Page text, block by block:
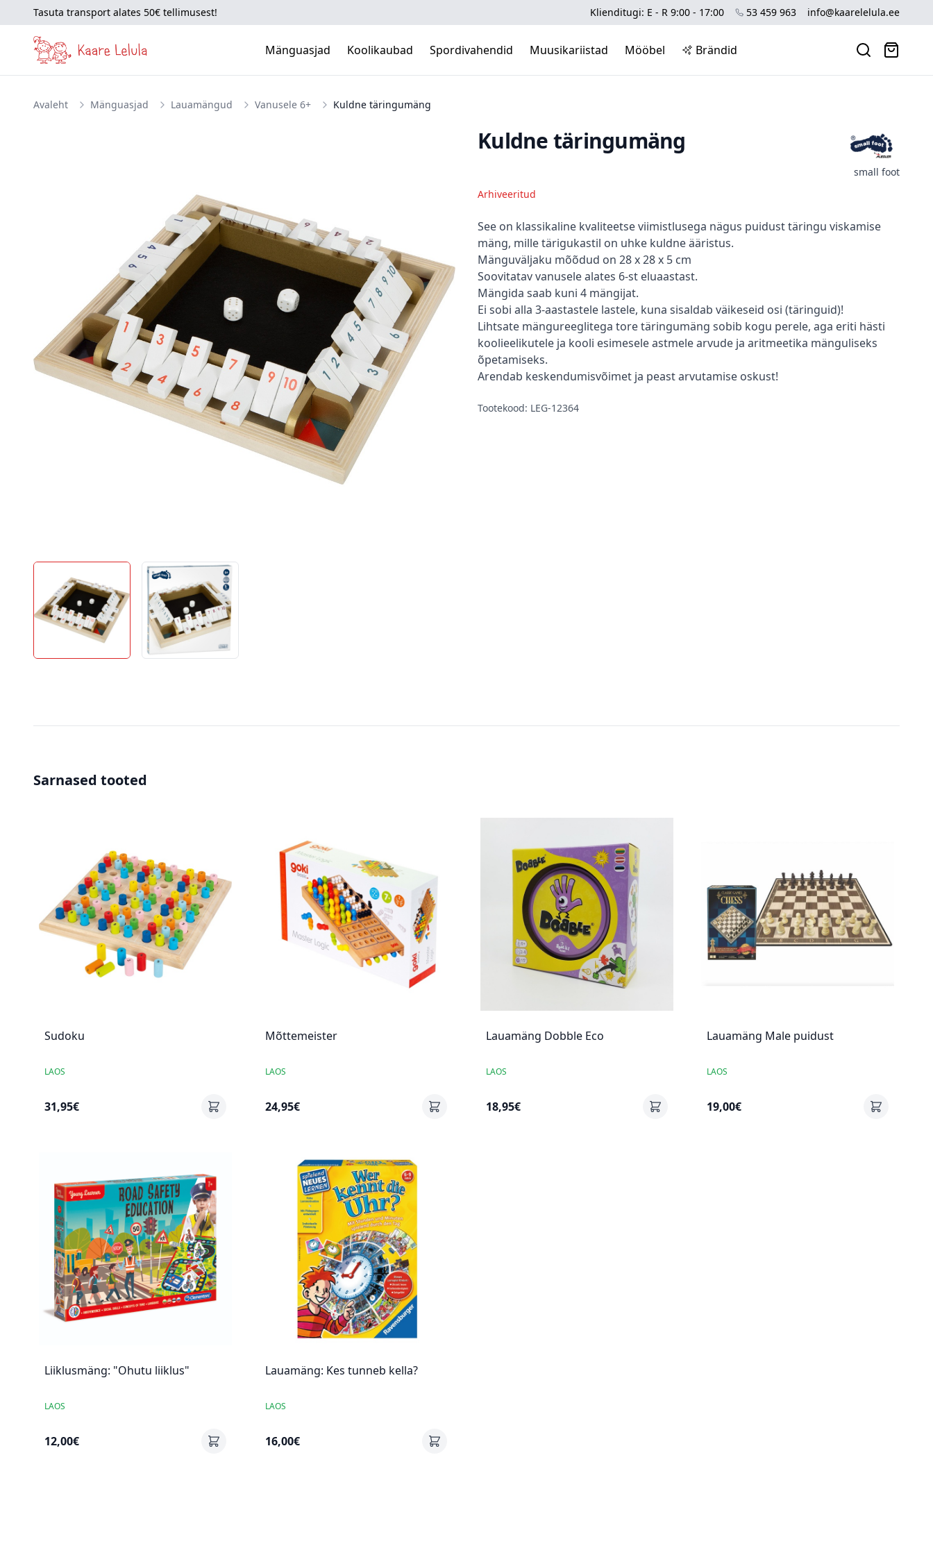
Tasuta transport alates 50€ tellimusest! Klienditugi: E - R 9:00 - 17:00 53 459 963 info@kaarelelula.ee
Mänguasjad Koolikaubad Spordivahendid Muusikariistad Mööbel Brändid
Avaleht Mänguasjad Lauamängud Vanusele 6+ Kuldne täringumäng
Kuldne täringumäng
small foot
Arhiveeritud
Kirjeldus
See on klassikaline kvaliteetse viimistlusega nägus puidust täringu viskamise
mäng, mille tärigukastil on uhke kuldne ääristus.
Mänguväljaku mõõdud on 28 x 28 x 5 cm
Soovitatav vanusele alates 6-st eluaastast.
Mängida saab kuni 4 mängijat.
Ei sobi alla 3-aastastele lastele, kuna sisaldab väikeseid osi (täringuid)!
Lihtsate mängureeglitega tore täringumäng sobib kogu perele, aga eriti hästi
koolieelikutele ja kooli esimesele astmele arvude ja aritmeetika mänguliseks
õpetamiseks.
Arendab keskendumisvõimet ja peast arvutamise oskust!
Tootekood: LEG-12364
Sarnased tooted
Sudoku
LAOS
31,95€
Mõttemeister
LAOS
24,95€
Lauamäng Dobble Eco
LAOS
18,95€
Lauamäng Male puidust
LAOS
19,00€
Liiklusmäng: "Ohutu liiklus"
LAOS
12,00€
Lauamäng: Kes tunneb kella?
LAOS
16,00€